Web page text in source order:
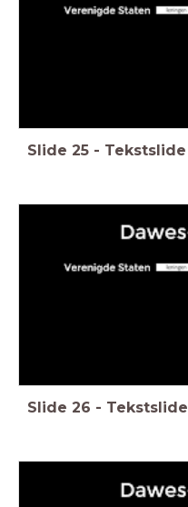
Slide 25 - Tekstslide
Slide 26 - Tekstslide